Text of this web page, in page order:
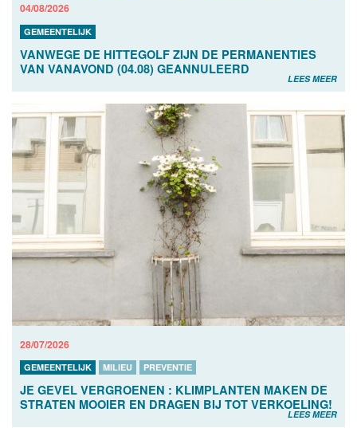
04/08/2026
GEMEENTELIJK
VANWEGE DE HITTEGOLF ZIJN DE PERMANENTIES
VAN VANAVOND (04.08) GEANNULEERD
LEES MEER
28/07/2026
GEMEENTELIJK MILIEU PREVENTIE
JE GEVEL VERGROENEN : KLIMPLANTEN MAKEN DE
STRATEN MOOIER EN DRAGEN BIJ TOT VERKOELING!
LEES MEER